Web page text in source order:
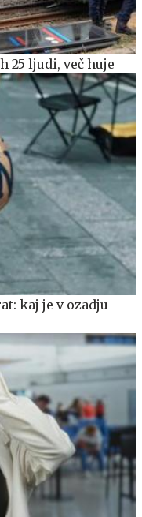
25 ljudi, več huje
kaj je v ozadju